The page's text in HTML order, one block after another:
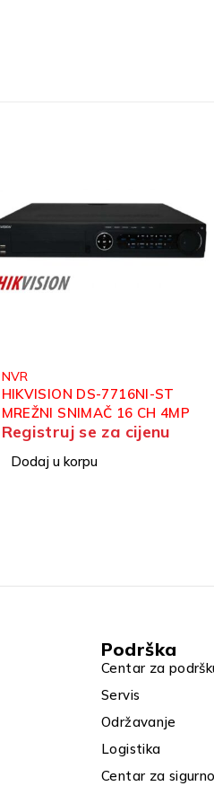
NVR
HIKVISION DS-7732NXI-K4
MREŽNI SNIMAČ 32CH 4K
ACUSENSE
Registruj se za cijenu
Dodaj u korpu
Podrška
Centar za
Servis
Održavanje
Logistika
Centar za